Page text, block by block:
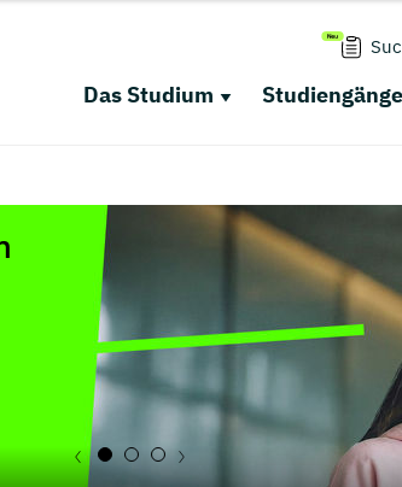
Das Studium Studiengänge